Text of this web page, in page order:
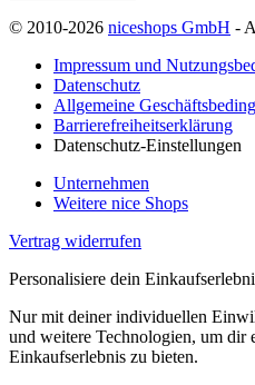
© 2010-2026 niceshops GmbH -
Impressum und
Datenschutz
Allgemeine
Barrierefreiheitserklärung
Datenschutz-Einstellungen
Unternehmen
Weitere nice Shops
Vertrag widerrufen
Personalisiere dein
Nur mit deiner individuellen
und weitere Technologien, um dir
Einkaufserlebnis zu bieten.